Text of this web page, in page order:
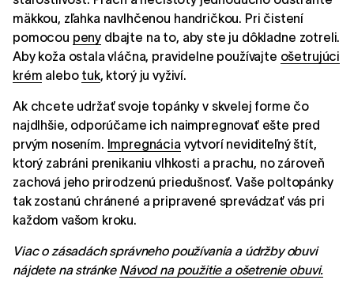
mäkkou, zľahka navlhčenou handričkou. Pri čistení
pomocou peny dbajte na to, aby ste ju dôkladne zotreli.
Aby koža ostala vláčna, pravidelne používajte ošetrujúci
krém alebo tuk, ktorý ju vyživí.
Ak chcete udržať svoje topánky v skvelej forme čo
najdlhšie, odporúčame ich naimpregnovať ešte pred
prvým nosením. Impregnácia vytvorí neviditeľný štít,
ktorý zabráni prenikaniu vlhkosti a prachu, no zároveň
zachová jeho prirodzenú priedušnosť. Vaše poltopánky
tak zostanú chránené a pripravené sprevádzať vás pri
každom vašom kroku.
Viac o zásadách správneho používania a údržby obuvi
nájdete na stránke Návod na použitie a ošetrenie obuvi.